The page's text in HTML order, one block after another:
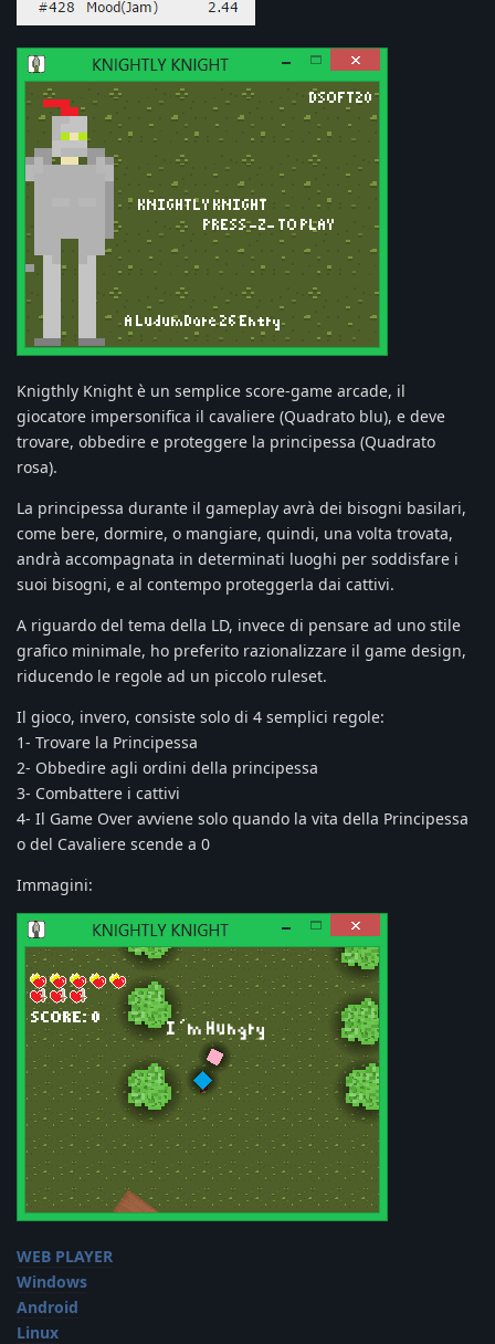
Knigthly Knight è un semplice score-game arcade, il
giocatore impersonifica il cavaliere (Quadrato blu), e deve
trovare, obbedire e proteggere la principessa (Quadrato
rosa).
La principessa durante il gameplay avrà dei bisogni basilari,
come bere, dormire, o mangiare, quindi, una volta trovata,
andrà accompagnata in determinati luoghi per soddisfare i
suoi bisogni, e al contempo proteggerla dai cattivi.
A riguardo del tema della LD, invece di pensare ad uno stile
grafico minimale, ho preferito razionalizzare il game design,
riducendo le regole ad un piccolo ruleset.
Il gioco, invero, consiste solo di 4 semplici regole:
1- Trovare la Principessa
2- Obbedire agli ordini della principessa
3- Combattere i cattivi
4- Il Game Over avviene solo quando la vita della Principessa
o del Cavaliere scende a 0
Immagini:
WEB PLAYER
Windows
Android
Linux